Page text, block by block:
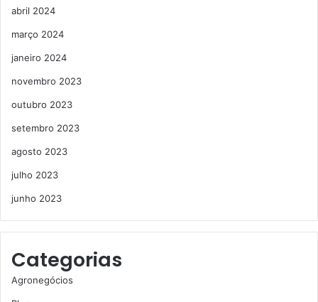
abril 2024
março 2024
janeiro 2024
novembro 2023
outubro 2023
setembro 2023
agosto 2023
julho 2023
junho 2023
Categorias
Agronegócios